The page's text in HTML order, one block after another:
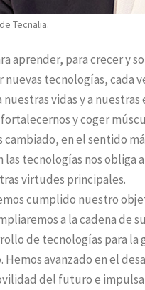
Tecnalia.
aprender, para crecer y
tecnologías, cada
vidas y a
y coger
en el sentido
las tecnologías nos
virtudes principales.
cumplido nuestro
a la cadena de
de tecnologías para
avanzado en el
del futuro e